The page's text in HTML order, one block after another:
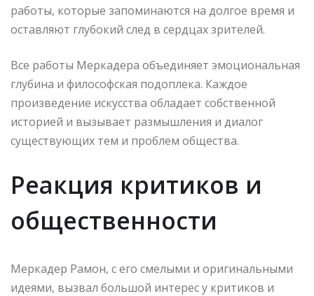
работы, которые запоминаются на долгое время и
оставляют глубокий след в сердцах зрителей.
Все работы Меркадера объединяет эмоциональная
глубина и философская подоплека. Каждое
произведение искусства обладает собственной
историей и вызывает размышления и диалог
существующих тем и проблем общества.
Реакция критиков и
общественности
Меркадер Рамон, с его смелыми и оригинальными
идеями, вызвал большой интерес у критиков и